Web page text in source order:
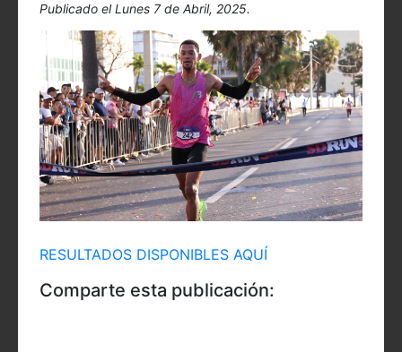
Publicado el Lunes 7 de Abril, 2025.
RESULTADOS DISPONIBLES AQUÍ
Comparte esta publicación: